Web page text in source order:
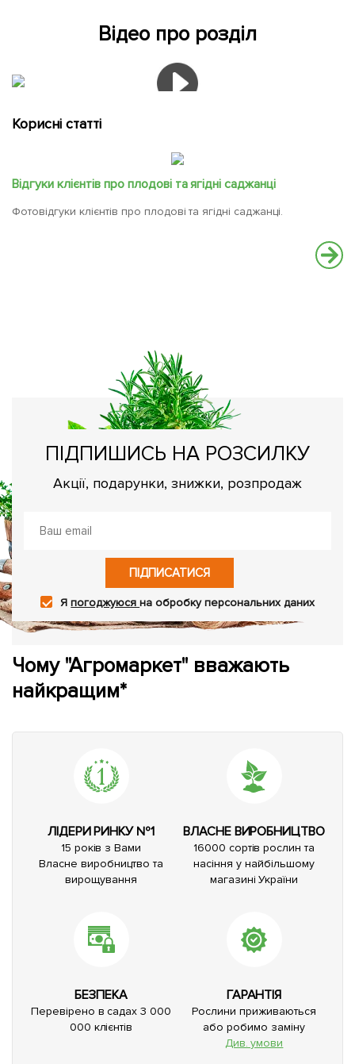
Відео про розділ
Корисні статті
Відгуки клієнтів про плодові та ягідні саджанці
Фотовідгуки клієнтів про плодові та ягідні саджанці.
ПІДПИШИСЬ НА РОЗСИЛКУ
Акції, подарунки, знижки, розпродаж
ПІДПИСАТИСЯ
Япогоджуюсяна обробку персональних даних
Чому "Агромаркет" вважають
найкращим*
ЛІДЕРИ РИНКУ №1
15 років з Вами
Власне виробництво та
вирощування
ВЛАСНЕ ВИРОБНИЦТВО
16000 сортів рослин та
насіння у найбільшому
магазині України
БЕЗПЕКА
Перевірено в садах 3 000
000 клієнтів
ГАРАНТІЯ
Рослини приживаються
або робимо заміну
Див. умови